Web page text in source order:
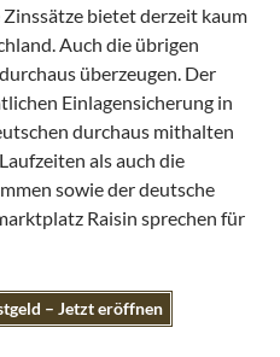
bietet derzeit kaum
Auch die übrigen
überzeugen. Der
Einlagensicherung in
durchaus mithalten
als auch die
sowie der deutsche
Raisin sprechen für
– Jetzt eröffnen